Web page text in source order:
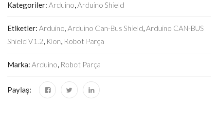
Kategoriler: Arduino,Arduino Shield
Etiketler: Arduino,Arduino Can-Bus Shield,Arduino CAN-BUS
Shield V1.2, Klon, Robot Parça
Marka: Arduino, Robot Parça
Paylaş: